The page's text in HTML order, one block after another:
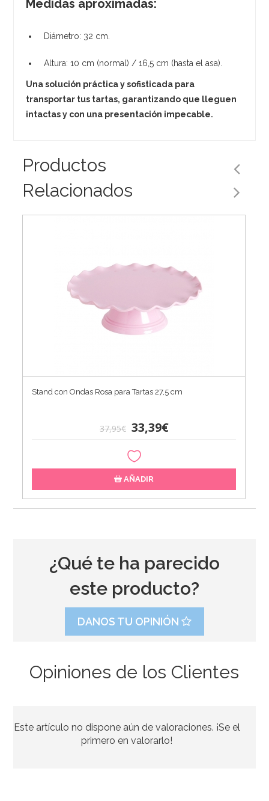
Medidas aproximadas:
Diámetro: 32 cm.
Altura: 10 cm (normal) / 16,5 cm (hasta el asa).
Una solución práctica y sofisticada para
transportar tus tartas, garantizando que lleguen
intactas y con una presentación impecable.
Productos
Relacionados
Stand con Ondas Rosa para Tartas 27,5 cm
37,95€ 33,39€
AÑADIR
4,95€ 4,45€
¿Qué te ha parecido
este producto?
DANOS TU OPINIÓN
Opiniones de los Clientes
Este artículo no dispone aún de valoraciones. ¡Se el
primero en valorarlo!